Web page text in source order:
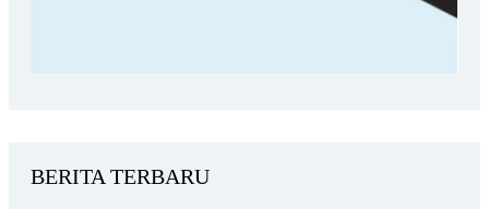
BERITA TERBARU